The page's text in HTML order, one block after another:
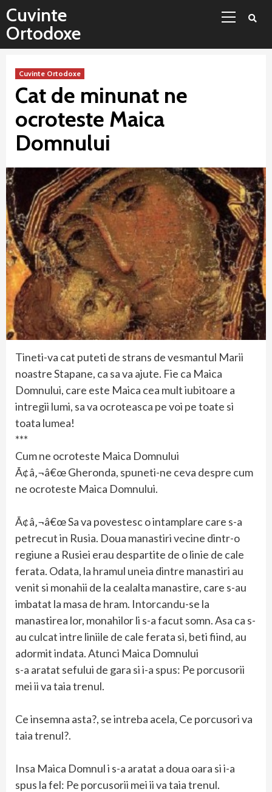
Sari
conținut
Cuvinte
Ortodoxe
Cuvinte Ortodoxe
Cat de minunat ne
ocroteste Maica
Domnului
Tineti-va cat puteti de strans de vesmantul Marii
noastre Stapane, ca sa va ajute. Fie ca Maica
Domnului, care este Maica cea mult iubitoare a
intregii lumi, sa va ocroteasca pe voi pe toate si
toata lumea!
***
Cum ne ocroteste Maica Domnului
Ã¢â‚¬â€œ Gheronda, spuneti-ne ceva despre cum
ne ocroteste Maica Domnului.
Ã¢â‚¬â€œ Sa va povestesc o intamplare care s-a
petrecut in Rusia. Doua manastiri vecine dintr-o
regiune a Rusiei erau despartite de o linie de cale
ferata. Odata, la hramul uneia dintre manastiri au
venit si monahii de la cealalta manastire, care s-au
imbatat la masa de hram. Intorcandu-se la
manastirea lor, monahilor li s-a facut somn. Asa ca s-
au culcat intre liniile de cale ferata si, beti fiind, au
adormit indata. Atunci Maica Domnului
s-a aratat sefului de gara si i-a spus: Pe porcusorii
mei ii va taia trenul.
Ce insemna asta?, se intreba acela, Ce porcusori va
taia trenul?.
Insa Maica Domnul i s-a aratat a doua oara si i-a
spus la fel: Pe porcusorii mei ii va taia trenul.